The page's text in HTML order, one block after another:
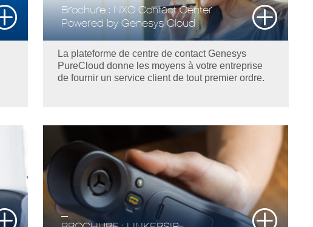
Brochure : NXO Contact Center
Powered by Genesys Cloud
La plateforme de centre de contact Genesys
PureCloud donne les moyens à votre entreprise
de fournir un service client de tout premier ordre.